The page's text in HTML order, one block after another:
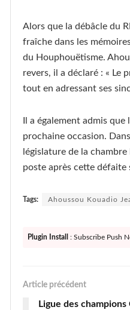
Alors que la débâcle du
fraîche dans les
du Houphouëtisme.
revers, il a déclaré : « Le
tout en adressant ses
Il a également admis
prochaine occasion.
législature de la
poste après cette défaite
Tags: Ahoussou Kouadio
Plugin Install : Subscribe Push
Article précédent
Ligue des champions